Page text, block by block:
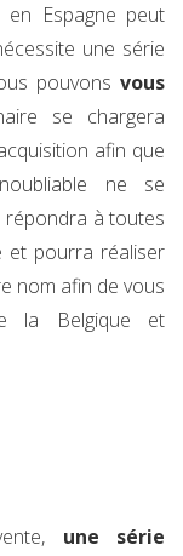
en Espagne peut
une série
pouvons vous
se chargera
afin que
ne se
à toutes
et pourra réaliser
nom afin de vous
la Belgique et
une série